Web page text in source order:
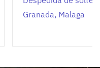
Granada, Malaga